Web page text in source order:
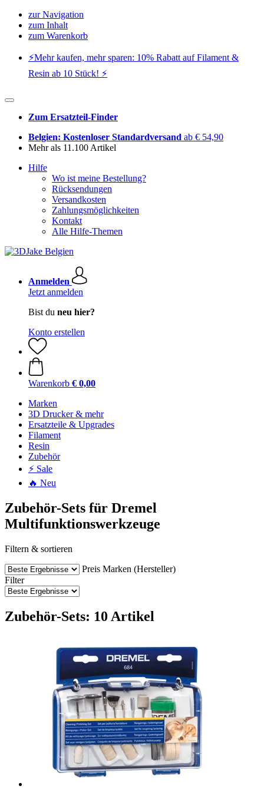
zur Navigation
zum Inhalt
zum Warenkorb
⚡️Mehr kaufen, mehr sparen: 10% Rabatt auf Filament &
Resin ab 10 Stück! ⚡️
Zum Ersatzteil-Finder
Belgien: Kostenloser Standardversand ab € 54,90
Mehr als 11.100 Artikel
Hilfe
Wo ist meine Bestellung?
Rücksendungen
Versandkosten
Zahlungsmöglichkeiten
Kontakt
Alle Hilfe-Themen
Anmelden
Jetzt anmelden
Bist du neu hier?
Konto erstellen
Warenkorb € 0,00
Marken
3D Drucker & mehr
Ersatzteile & Upgrades
Filament
Resin
Zubehör
⚡ Sale
🔥 Neu
Zubehör-Sets für Dremel
Multifunktionswerkzeuge
Filtern & sortieren
Preis Marken (Hersteller)
Filter
Zubehör-Sets: 10 Artikel